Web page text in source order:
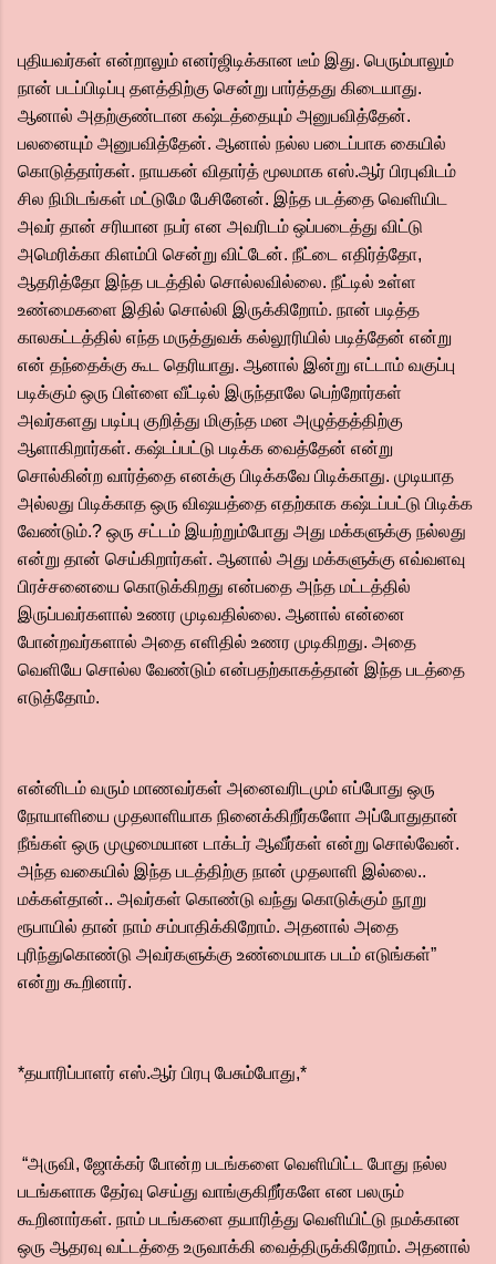
புதியவர்கள் என்றாலும் எனர்ஜிடிக்கான டீம் இது. பெரும்பாலும்
நான் படப்பிடிப்பு தளத்திற்கு சென்று பார்த்தது கிடையாது.
ஆனால் அதற்குண்டான கஷ்டத்தையும் அனுபவித்தேன்.
பலனையும் அனுபவித்தேன். ஆனால் நல்ல படைப்பாக கையில்
கொடுத்தார்கள். நாயகன் விதார்த் மூலமாக எஸ்.ஆர் பிரபுவிடம்
சில நிமிடங்கள் மட்டுமே பேசினேன். இந்த படத்தை வெளியிட
அவர் தான் சரியான நபர் என அவரிடம் ஒப்படைத்து விட்டு
அமெரிக்கா கிளம்பி சென்று விட்டேன். நீட்டை எதிர்த்தோ,
ஆதரித்தோ இந்த படத்தில் சொல்லவில்லை. நீட்டில் உள்ள
உண்மைகளை இதில் சொல்லி இருக்கிறோம். நான் படித்த
காலகட்டத்தில் எந்த மருத்துவக் கல்லூரியில் படித்தேன் என்று
என் தந்தைக்கு கூட தெரியாது. ஆனால் இன்று எட்டாம் வகுப்பு
படிக்கும் ஒரு பிள்ளை வீட்டில் இருந்தாலே பெற்றோர்கள்
அவர்களது படிப்பு குறித்து மிகுந்த மன அழுத்தத்திற்கு
ஆளாகிறார்கள். கஷ்டப்பட்டு படிக்க வைத்தேன் என்று
சொல்கின்ற வார்த்தை எனக்கு பிடிக்கவே பிடிக்காது. முடியாத
அல்லது பிடிக்காத ஒரு விஷயத்தை எதற்காக கஷ்டப்பட்டு பிடிக்க
வேண்டும்.? ஒரு சட்டம் இயற்றும்போது அது மக்களுக்கு நல்லது
என்று தான் செய்கிறார்கள். ஆனால் அது மக்களுக்கு எவ்வளவு
பிரச்சனையை கொடுக்கிறது என்பதை அந்த மட்டத்தில்
இருப்பவர்களால் உணர முடிவதில்லை. ஆனால் என்னை
போன்றவர்களால் அதை எளிதில் உணர முடிகிறது. அதை
வெளியே சொல்ல வேண்டும் என்பதற்காகத்தான் இந்த படத்தை
எடுத்தோம்.
என்னிடம் வரும் மாணவர்கள் அனைவரிடமும் எப்போது ஒரு
நோயாளியை முதலாளியாக நினைக்கிறீர்களோ அப்போதுதான்
நீங்கள் ஒரு முழுமையான டாக்டர் ஆவீர்கள் என்று சொல்வேன்.
அந்த வகையில் இந்த படத்திற்கு நான் முதலாளி இல்லை..
மக்கள்தான்.. அவர்கள் கொண்டு வந்து கொடுக்கும் நூறு
ரூபாயில் தான் நாம் சம்பாதிக்கிறோம். அதனால் அதை
புரிந்துகொண்டு அவர்களுக்கு உண்மையாக படம் எடுங்கள்”
என்று கூறினார்.
*தயாரிப்பாளர் எஸ்.ஆர் பிரபு பேசும்போது,*
“அருவி, ஜோக்கர் போன்ற படங்களை வெளியிட்ட போது நல்ல
படங்களாக தேர்வு செய்து வாங்குகிறீர்களே என பலரும்
கூறினார்கள். நாம் படங்களை தயாரித்து வெளியிட்டு நமக்கான
ஒரு ஆதரவு வட்டத்தை உருவாக்கி வைத்திருக்கிறோம். அதனால்